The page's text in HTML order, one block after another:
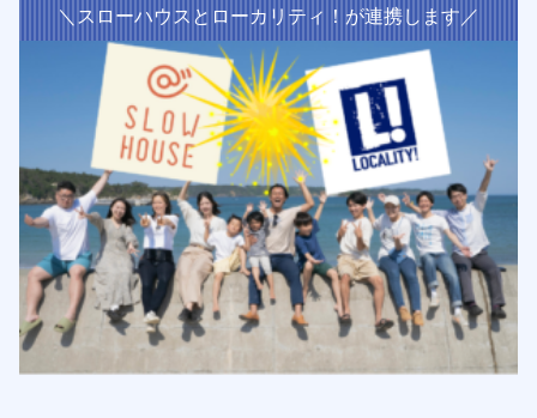
＼スローハウスとローカリティ！が連携します／